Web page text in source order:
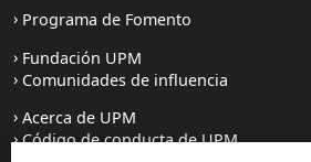
Programa de Fomento
Fundación UPM
Comunidades de influencia
Acerca de UPM
Código de conducta de UPM